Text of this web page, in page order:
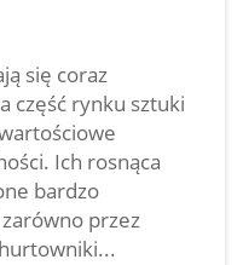
się coraz
część rynku sztuki
Ich rosnąca
bardzo
przez